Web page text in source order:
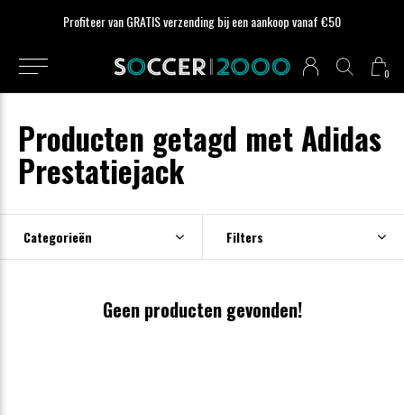
0
Profiteer van GRATIS verzending bij een aankoop vanaf €50
Producten getagd met Adidas
Prestatiejack
Categorieën Filters
Geen producten gevonden!